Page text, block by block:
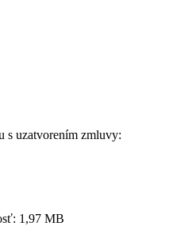
s uzatvorením zmluvy:
1,97 MB